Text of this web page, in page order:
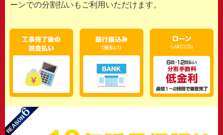
ーンでの分割払いもご利用いただけます。